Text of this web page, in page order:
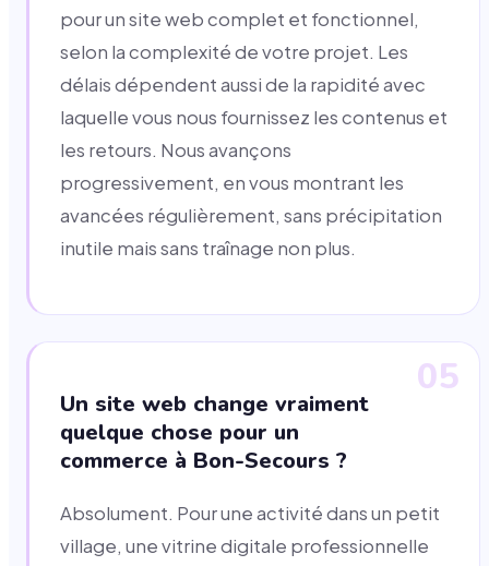
pour un site web complet et fonctionnel,
selon la complexité de votre projet. Les
délais dépendent aussi de la rapidité avec
laquelle vous nous fournissez les contenus et
les retours. Nous avançons
progressivement, en vous montrant les
avancées régulièrement, sans précipitation
inutile mais sans traînage non plus.
05
Un site web change vraiment
quelque chose pour un
commerce à Bon-Secours ?
Absolument. Pour une activité dans un petit
village, une vitrine digitale professionnelle